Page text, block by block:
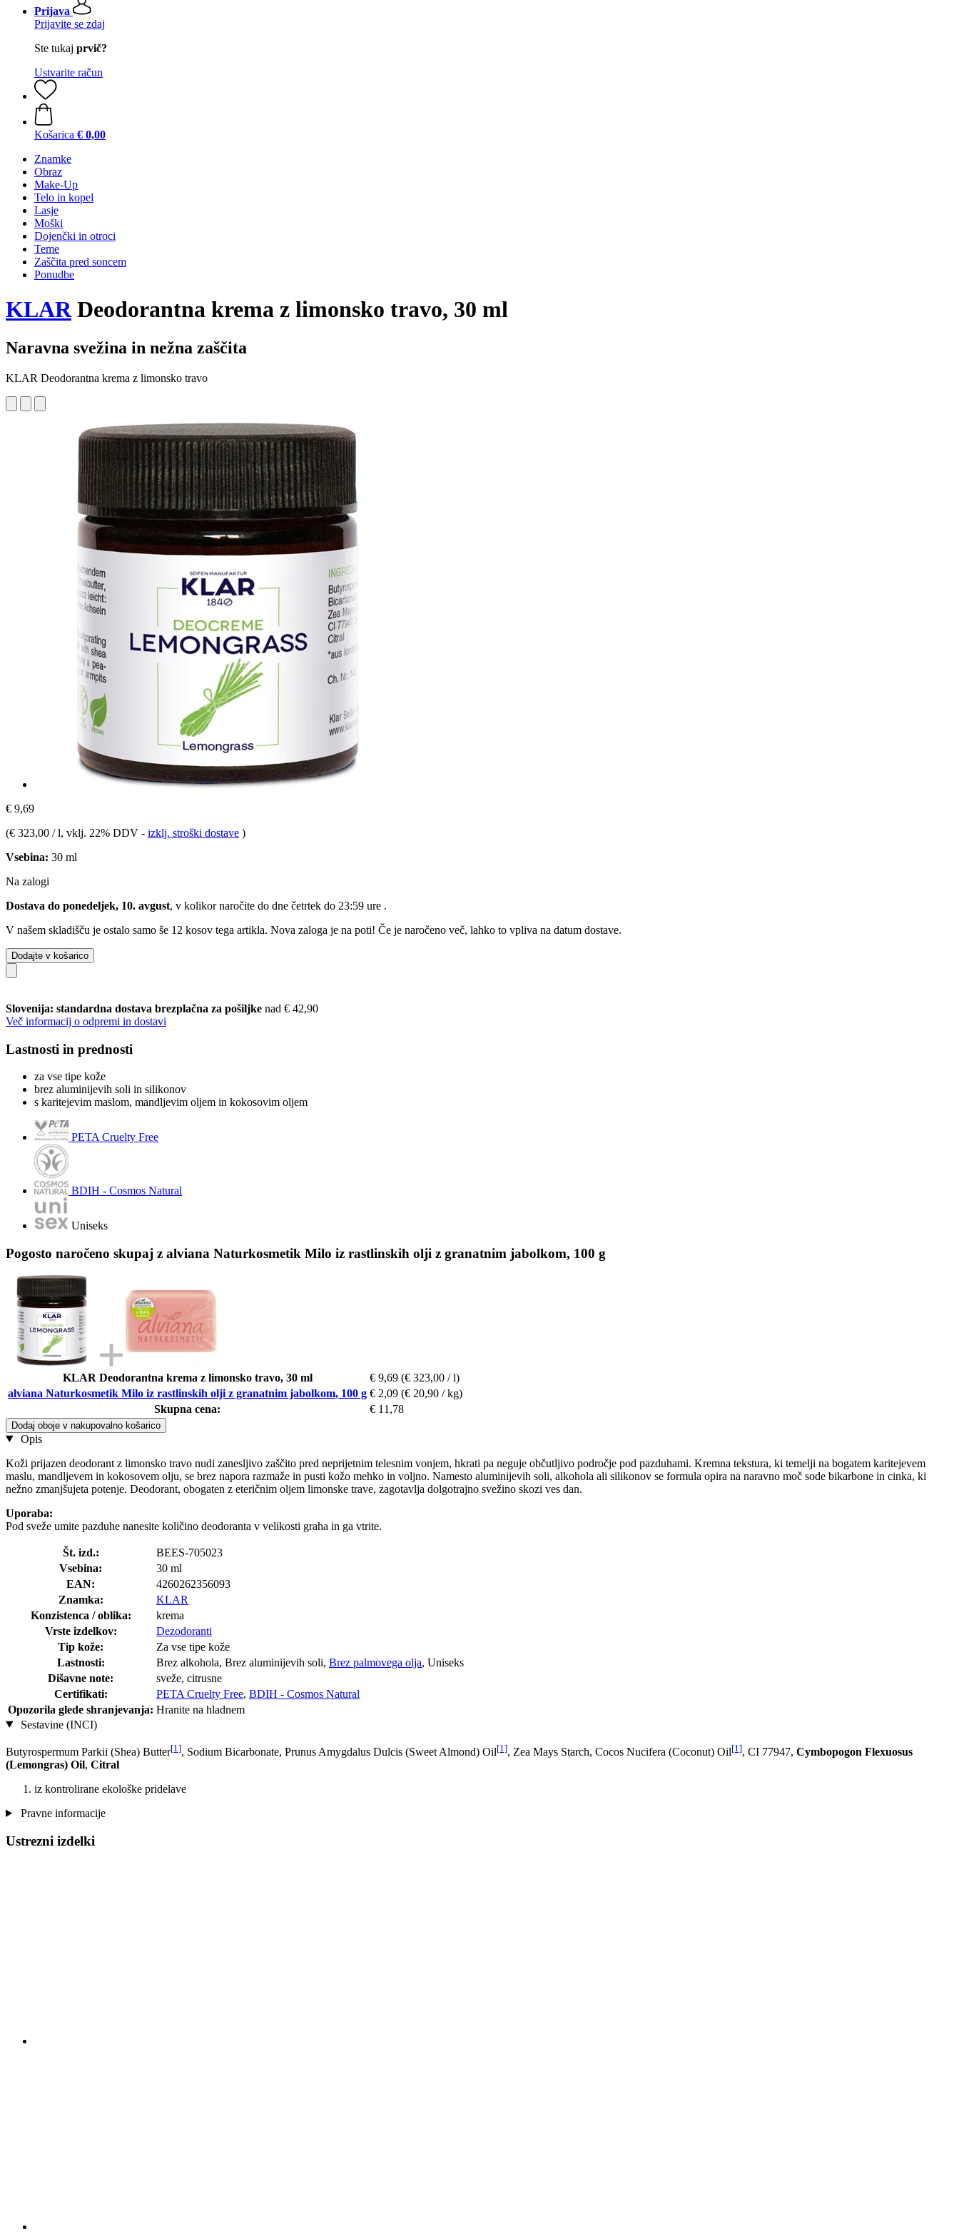
Prijava
Prijavite se zdaj
Ste tukaj prvič?
Ustvarite račun
Košarica € 0,00
Znamke
Obraz
Make-Up
Telo in kopel
Lasje
Moški
Dojenčki in otroci
Teme
Zaščita pred soncem
Ponudbe
KLARDeodorantna krema z limonsko travo, 30 ml
Naravna svežina in nežna zaščita
KLAR Deodorantna krema z limonsko travo
€ 9,69
(€ 323,00 / l, vklj. 22% DDV - izklj. stroški dostave )
Vsebina: 30 ml
Na zalogi
Dostava do ponedeljek, 10. avgust, v kolikor naročite do dne četrtek do 23:59 ure .
V našem skladišču je ostalo samo še 12 kosov tega artikla. Nova zaloga je na poti! Če je naročeno več, lahko to vpliva na datum dostave.
Dodajte v košarico
Slovenija: standardna dostava brezplačna za pošiljke nad € 42,90
Več informacij o odpremi in dostavi
Lastnosti in prednosti
za vse tipe kože
brez aluminijevih soli in silikonov
s karitejevim maslom, mandljevim oljem in kokosovim oljem
PETA Cruelty Free
BDIH - Cosmos Natural
Uniseks
Pogosto naročeno skupaj z alviana Naturkosmetik Milo iz rastlinskih olji z granatnim jabolkom, 100 g
KLAR Deodorantna krema z limonsko travo, 30 ml € 9,69 (€ 323,00 / l)
alviana Naturkosmetik Milo iz rastlinskih olji z granatnim jabolkom, 100 g € 2,09 (€ 20,90 / kg)
Skupna cena:
€ 11,78
Dodaj oboje v nakupovalno košarico
Opis
Koži prijazen deodorant z limonsko travo nudi zanesljivo zaščito pred neprijetnim telesnim vonjem, hkrati pa neguje občutljivo področje pod pazduhami. Kremna tekstura, ki temelji na bogatem karitejevem
maslu, mandljevem in kokosovem olju, se brez napora razmaže in pusti kožo mehko in voljno. Namesto aluminijevih soli, alkohola ali silikonov se formula opira na naravno moč sode bikarbone in cinka, ki
nežno zmanjšujeta potenje. Deodorant, obogaten z eteričnim oljem limonske trave, zagotavlja dolgotrajno svežino skozi ves dan.
Uporaba:
Pod sveže umite pazduhe nanesite količino deodoranta v velikosti graha in ga vtrite.
Št. izd.:
BEES-705023
Vsebina:
30 ml
EAN:
4260262356093
Znamka:
KLAR
Konzistenca / oblika:
krema
Vrste izdelkov:
Dezodoranti
Tip kože:
Za vse tipe kože
Lastnosti:
Brez alkohola, Brez aluminijevih soli, Brez palmovega olja, Uniseks
Dišavne note:
sveže, citrusne
Certifikati:
PETA Cruelty Free, BDIH - Cosmos Natural
Opozorila glede shranjevanja: Hranite na hladnem
Sestavine (INCI)
Butyrospermum Parkii (Shea) Butter[1], Sodium Bicarbonate, Prunus Amygdalus Dulcis (Sweet Almond) Oil[1], Zea Mays Starch, Cocos Nucifera (Coconut) Oil[1], CI 77947, Cymbopogon Flexuosus
(Lemongras) Oil, Citral
iz kontrolirane ekološke pridelave
Pravne informacije
Ustrezni izdelki